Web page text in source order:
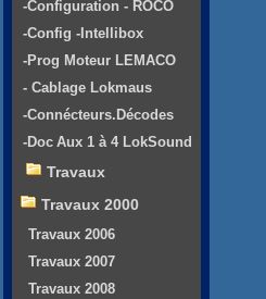
-Configuration - ROCO
-Config -Intellibox
-Prog Moteur LEMACO
- Cablage Lokmaus
-Connécteurs.Décodes
-Doc Aux 1 à 4 LokSound
Travaux
Travaux 2000
Travaux 2006
Travaux 2007
Travaux 2008